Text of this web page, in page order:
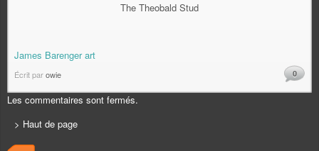
The Theobald Stud
James Barenger art
Écrit parowie 0
Les commentaires sont fermés.
> Haut de page